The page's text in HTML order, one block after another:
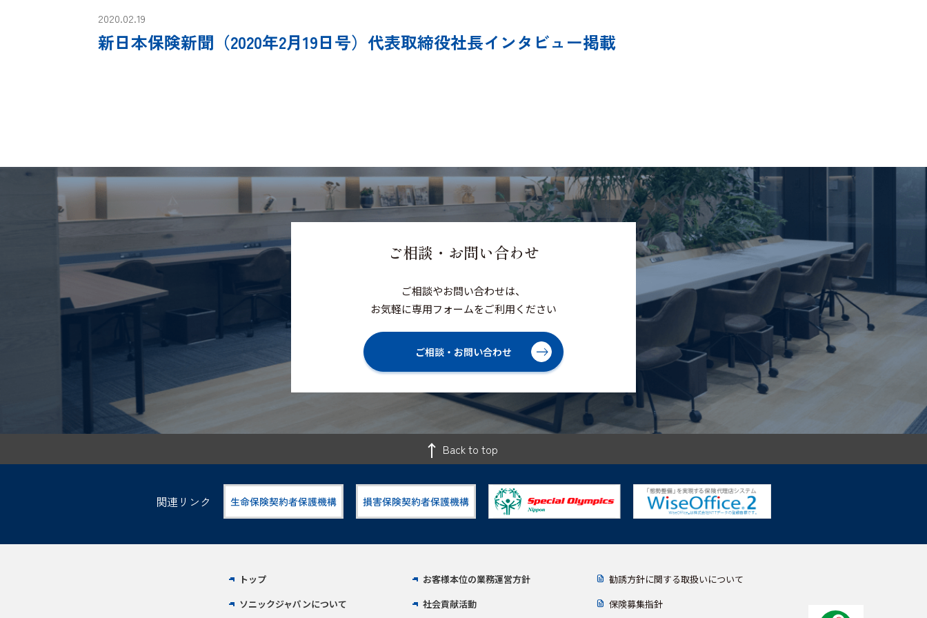
2020.02.19
新日本保険新聞（2020年2月19日号）代表取締役社長インタビュー掲載
ご相談・お問い合わせ
ご相談やお問い合わせは、
お気軽に専用フォームをご利用ください
ご相談・お問い合わせ
Back to top
関連リンク
トップ
ソニックジャパンについて
お客様本位の業務運営方針
社会貢献活動
勧誘方針に関する取扱いについて
保険募集指針